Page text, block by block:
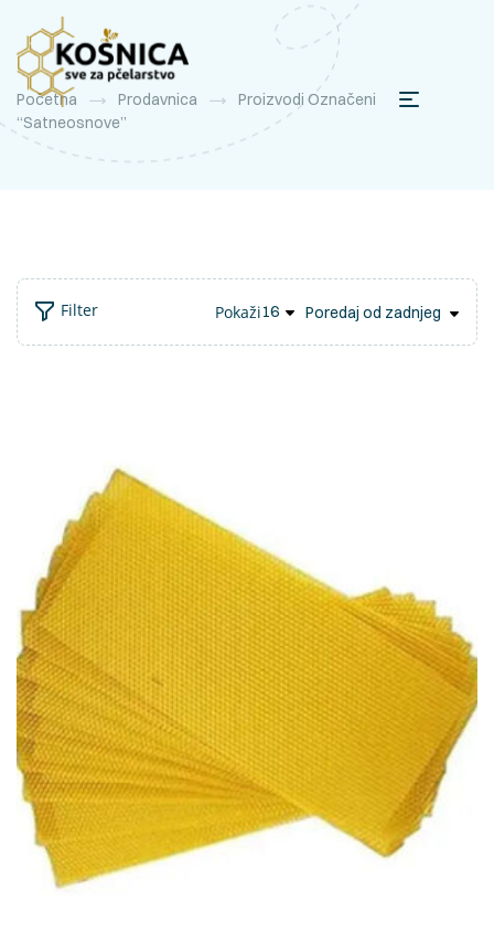
Početna Prodavnica
Proizvodi Označeni
“satneosnove”
Filter Pokaži